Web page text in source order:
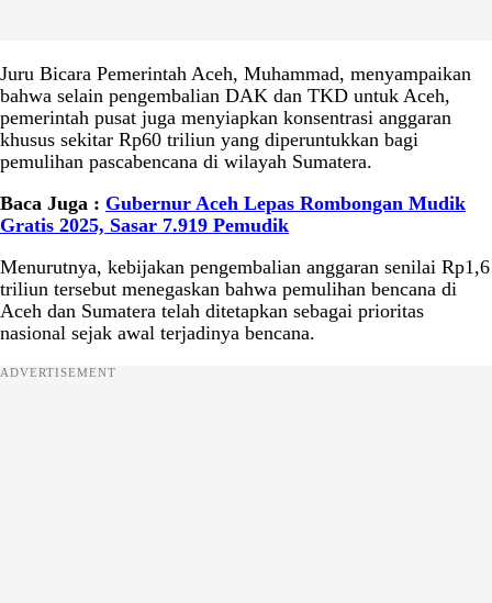
Juru Bicara Pemerintah Aceh, Muhammad, menyampaikan
bahwa selain pengembalian DAK dan TKD untuk Aceh,
pemerintah pusat juga menyiapkan konsentrasi anggaran
khusus sekitar Rp60 triliun yang diperuntukkan bagi
pemulihan pascabencana di wilayah Sumatera.
Baca Juga : Gubernur Aceh Lepas Rombongan Mudik
Gratis 2025, Sasar 7.919 Pemudik
Menurutnya, kebijakan pengembalian anggaran senilai Rp1,6
triliun tersebut menegaskan bahwa pemulihan bencana di
Aceh dan Sumatera telah ditetapkan sebagai prioritas
nasional sejak awal terjadinya bencana.
ADVERTISEMENT